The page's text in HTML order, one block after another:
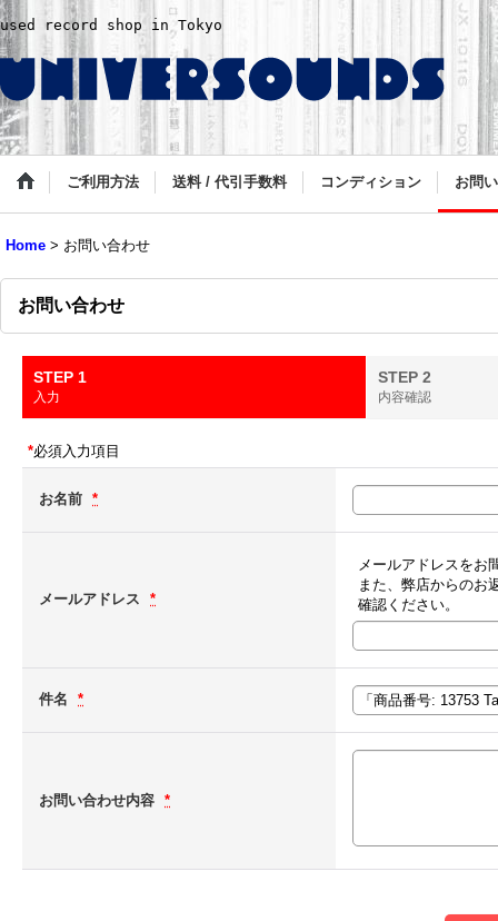
used record shop in Tokyo
ご利用方法 送料 / 代引手数料 コンディション お問
Home > お問い合わせ
お問い合わせ
STEP 1
入力
STEP 2
内容確認
*必須入力項目
お名前 *
メールアドレス *
メールアドレスをお
また、弊店からのお
確認ください。
件名 *
お問い合わせ内容 *